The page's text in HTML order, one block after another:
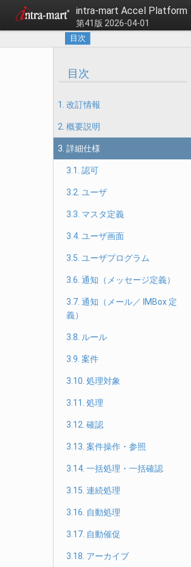
intra-mart Accel Platform
第41版 2026-04-01
目次
目次
1. 改訂情報
2. 概要説明
3. 詳細仕様
3.1. 認可
3.2. ユーザ
3.3. マスタ定義
3.4. ユーザ画面
3.5. ユーザプログラム
3.6. 通知（メッセージ定義）
3.7. 通知（メール／ IMBox 定
義）
3.8. ルール
3.9. 案件
3.10. 処理対象
3.11. 処理
3.12. 確認
3.13. 案件操作・参照
3.14. 一括処理・一括確認
3.15. 連続処理
3.16. 自動処理
3.17. 自動催促
3.18. アーカイブ